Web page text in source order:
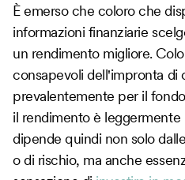
È emerso che coloro che
informazioni finanziarie
un rendimento migliore.
consapevoli dell'impronta di
prevalentemente per il
il rendimento è
dipende quindi non solo
o di rischio, ma anche